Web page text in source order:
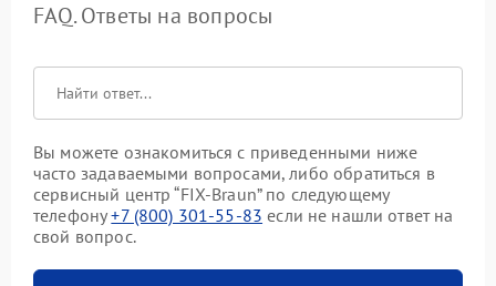
FAQ. Ответы на вопросы
Вы можете ознакомиться с приведенными ниже
часто задаваемыми вопросами, либо обратиться в
сервисный центр “FIX-Braun” по следующему
телефону+7 (800) 301-55-83 если не нашли ответ на
свой вопрос.